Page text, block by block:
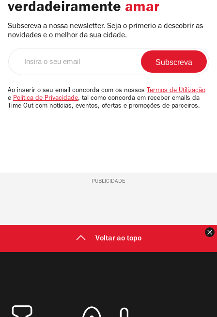
verdadeiramente amar
Subscreva a nossa newsletter. Seja o primerio a descobrir as
novidades e o melhor da sua cidade.
email
Ao inserir o seu email concorda com os nossos Termos de Utilização
e Política de Privacidade, tal como concorda em receber emails da
Time Out com notícias, eventos, ofertas e promoções de parceiros.
PUBLICIDADE
Voltar ao topo